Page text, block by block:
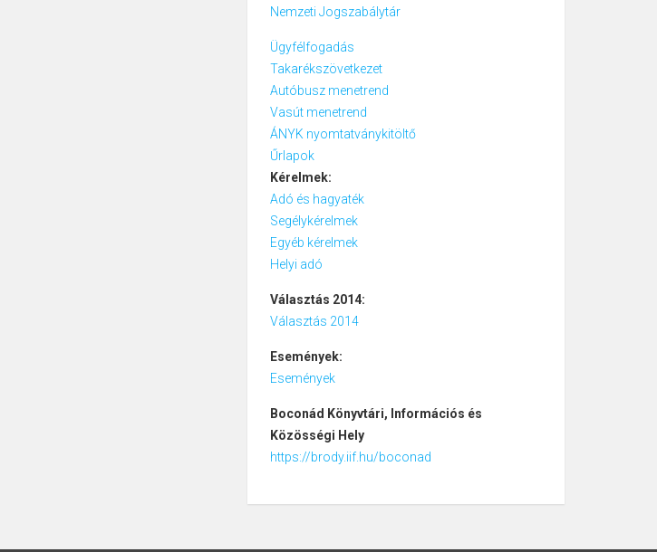
Nemzeti Jogszabálytár
Ügyfélfogadás
Takarékszövetkezet
Autóbusz menetrend
Vasút menetrend
ÁNYK nyomtatványkitöltő
Űrlapok
Kérelmek:
Adó és hagyaték
Segélykérelmek
Egyéb kérelmek
Helyi adó
Választás 2014:
Választás 2014
Események:
Események
Boconád Könyvtári, Információs és
Közösségi Hely
https://brody.iif.hu/boconad